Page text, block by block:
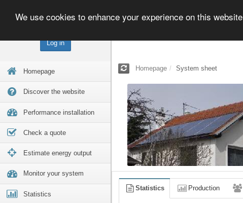
Log in
Homepage
Discover the website
Performance installation
Check a quote
Estimate energy output
Monitor your system
Statistics
We use cookies to enhance your experience on this website
Homepage System sheet
Statistics Production